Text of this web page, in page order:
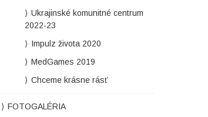
Ukrajinské komunitné centrum
2022-23
Impulz života 2020
MedGames 2019
Chceme krásne rásť
FOTOGALÉRIA